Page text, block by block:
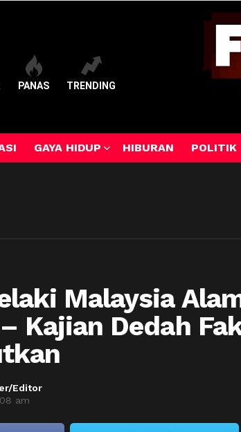
PANAS TRENDING
GAYA HIDUP HIBURAN POLITIK
Malaysia
Kajian Dedah
Editor
am